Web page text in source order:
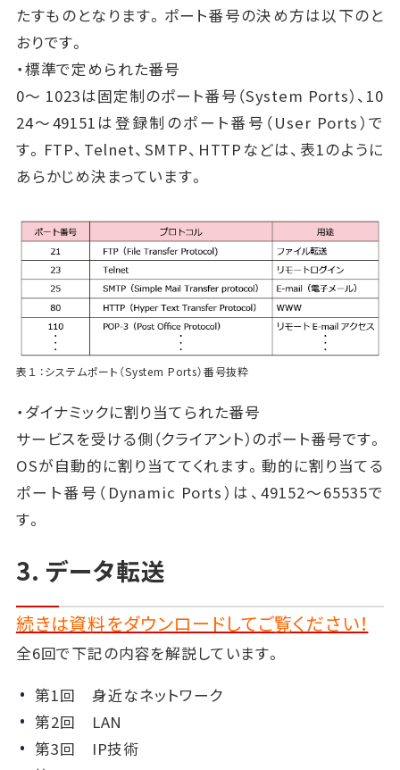
たすものとなります。ポート番号の決め方は以下のと
おりです。
・標準で定められた番号
0～ 1023は固定制のポート番号（System Ports）、10
24～49151は登録制のポート番号（User Ports）で
す。FTP、Telnet、SMTP、HTTPなどは、表1のように
あらかじめ決まっています。
表１ ：システムポート（System Ports）番号抜粋
・ダイナミックに割り当てられた番号
サービスを受ける側（クライアント）のポート番号です。
OSが自動的に割り当ててくれます。動的に割り当てる
ポート番号（Dynamic Ports）は、49152～65535で
す。
3. データ転送
続きは資料をダウンロードしてご覧ください！
全6回で下記の内容を解説しています。
第1回 身近なネットワーク
第2回 LAN
第3回 IP技術